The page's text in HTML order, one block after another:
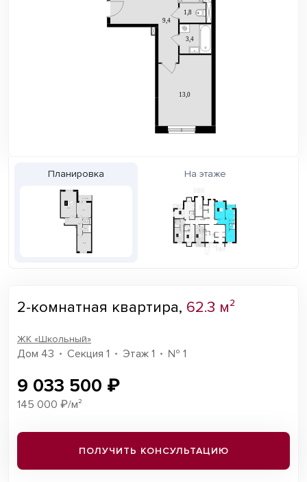
Планировка На этаже
2-комнатная квартира, 62.3 м²
ЖК «Школьный»
Дом 43 Секция 1 Этаж 1 № 1
9 033 500 ₽
145 000 ₽/м²
ПОЛУЧИТЬ КОНСУЛЬТАЦИЮ